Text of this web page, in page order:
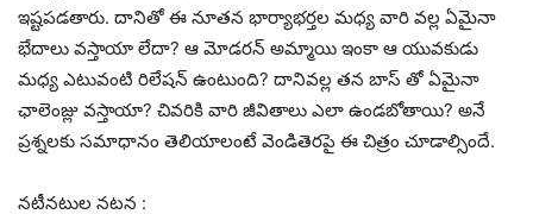
ఇష్టపడతారు. దానితో ఈ నూతన భార్యాభర్తల మధ్య వారి వల్ల ఏమైనా
భేదాలు వస్తాయా లేదా? ఆ మోడరన్ అమ్మాయి ఇంకా ఆ యువకుడు
మధ్య ఎటువంటి రిలేషన్ ఉంటుంది? దానివల్ల తన బాస్ తో ఏమైనా
ఛాలెంజ్లు వస్తాయా? చివరికి వారి జీవితాలు ఎలా ఉండబోతాయి? అనే
ప్రశ్నలకు సమాధానం తెలియాలంటే వెండితెరపై ఈ చిత్రం చూడాల్సిందే.
నటీనటుల నటన :